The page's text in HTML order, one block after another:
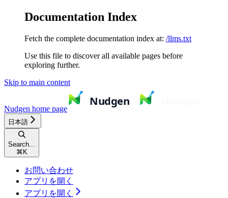
Documentation Index
Fetch the complete documentation index at: /llms.txt
Use this file to discover all available pages before
exploring further.
Skip to main content
Nudgen home page
日本語
Search...
⌘ K
お問い合わせ
アプリを開く
アプリを開く